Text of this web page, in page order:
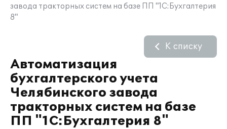
завода тракторных систем на базе ПП "1С:Бухгалтерия
8"
Автоматизация
бухгалтерского учета
Челябинского завода
тракторных систем на базе
ПП "1С:Бухгалтерия 8"
К списку